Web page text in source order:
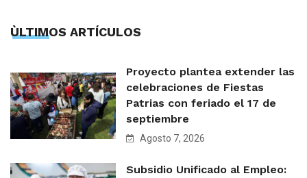
ÙLTIMOS ARTÍCULOS
Proyecto plantea extender las
celebraciones de Fiestas
Patrias con feriado el 17 de
septiembre
Agosto 7, 2026
Subsidio Unificado al Empleo: